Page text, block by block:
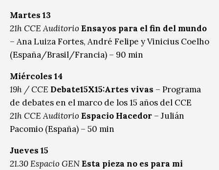
Martes 13
21h CCE Auditorio Ensayos para el fin del mundo
– Ana Luiza Fortes, André Felipe y Vinicius Coelho
(España/Brasil/Francia) – 90 min
Miércoles 14
19h / CCE Debate15X15:Artes vivas – Programa
de debates en el marco de los 15 años del CCE
21h CCE Auditorio Espacio Hacedor – Julián
Pacomio (España) – 50 min
Jueves 15
21.30 Espacio GENEsta pieza no es para mi